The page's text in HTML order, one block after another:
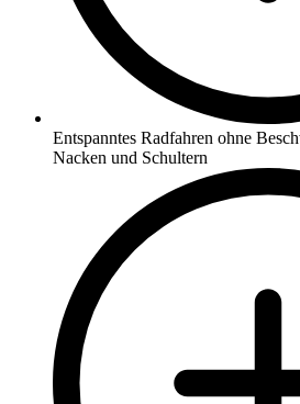
Entspanntes Radfahren ohne
Nacken und Schultern